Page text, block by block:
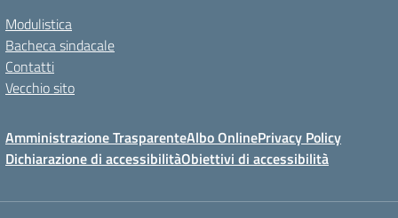
Modulistica
Bacheca sindacale
Contatti
Vecchio sito
Amministrazione TrasparenteAlbo OnlinePrivacy Policy
Dichiarazione di accessibilitàObiettivi di accessibilità